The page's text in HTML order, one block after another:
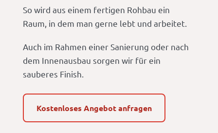
So wird aus einem fertigen Rohbau ein
Raum, in dem man gerne lebt und arbeitet.
Auch im Rahmen einer Sanierung oder nach
dem Innenausbau sorgen wir für ein
sauberes Finish.
Kostenloses Angebot anfragen